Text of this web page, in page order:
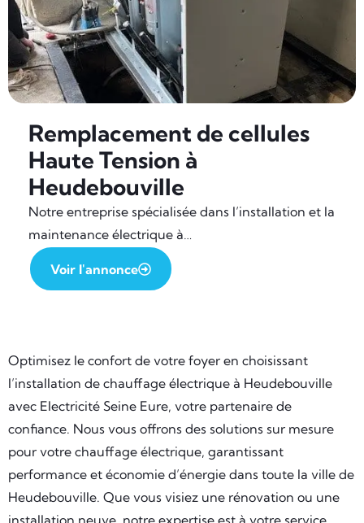
Remplacement de cellules
Haute Tension à
Heudebouville
Notre entreprise spécialisée dans l’installation et la
maintenance électrique à…
Voir l'annonce
Optimisez le confort de votre foyer en choisissant
l’installation de chauffage électrique à Heudebouville
avec Electricité Seine Eure, votre partenaire de
confiance. Nous vous offrons des solutions sur mesure
pour votre chauffage électrique, garantissant
performance et économie d’énergie dans toute la ville de
Heudebouville. Que vous visiez une rénovation ou une
installation neuve, notre expertise est à votre service